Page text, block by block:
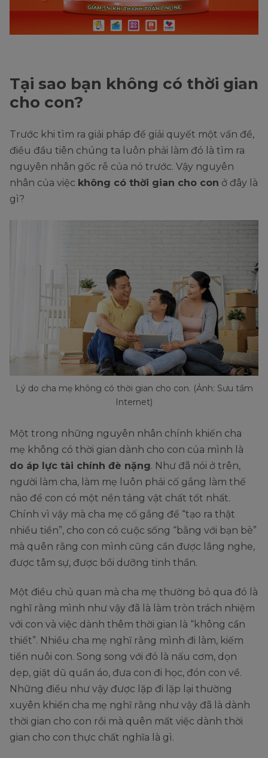
Tại sao bạn không có thời gian
cho con?
Trước khi tìm ra giải pháp để giải quyết một vấn đề,
điều đầu tiên chúng ta luôn phải làm đó là tìm ra
nguyên nhân gốc rễ của nó trước. Vậy nguyên
nhân của việc không có thời gian cho con ở đây là
gì?
Lý do cha mẹ không có thời gian cho con. (Ảnh: Sưu tầm
Internet)
Một trong những nguyên nhân chính khiến cha
mẹ không có thời gian dành cho con của mình là
do áp lực tài chính đè nặng. Như đã nói ở trên,
người làm cha, làm mẹ luôn phải cố gắng làm thế
nào để con có một nền tảng vật chất tốt nhất.
Chính vì vậy mà cha mẹ cố gắng để “tạo ra thật
nhiều tiền”, cho con có cuộc sống “bằng với bạn bè”
mà quên rằng con mình cũng cần được lắng nghe,
được tâm sự, được bồi dưỡng tinh thần.
Một điều chủ quan mà cha mẹ thường bỏ qua đó là
nghĩ rằng mình như vậy đã là làm tròn trách nhiệm
với con và việc dành thêm thời gian là “không cần
thiết”. Nhiều cha mẹ nghĩ rằng mình đi làm, kiếm
tiền nuôi con. Song song với đó là nấu cơm, dọn
dẹp, giặt dũ quần áo, đưa con đi học, đón con về.
Những điều như vậy được lặp đi lặp lại thường
xuyên khiến cha mẹ nghĩ rằng như vậy đã là dành
thời gian cho con rồi mà quên mất việc dành thời
gian cho con thực chất nghĩa là gì.